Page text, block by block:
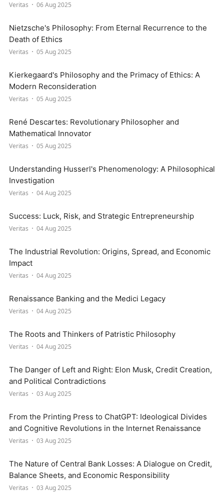
Veritas 06 Aug 2025
Nietzsche's Philosophy: From Eternal Recurrence to the
Death of Ethics
Veritas 05 Aug 2025
Kierkegaard's Philosophy and the Primacy of Ethics: A
Modern Reconsideration
Veritas 05 Aug 2025
René Descartes: Revolutionary Philosopher and
Mathematical Innovator
Veritas 05 Aug 2025
Understanding Husserl's Phenomenology: A Philosophical
Investigation
Veritas 04 Aug 2025
Success: Luck, Risk, and Strategic Entrepreneurship
Veritas 04 Aug 2025
The Industrial Revolution: Origins, Spread, and Economic
Impact
Veritas 04 Aug 2025
Renaissance Banking and the Medici Legacy
Veritas 04 Aug 2025
The Roots and Thinkers of Patristic Philosophy
Veritas 04 Aug 2025
The Danger of Left and Right: Elon Musk, Credit Creation,
and Political Contradictions
Veritas 03 Aug 2025
From the Printing Press to ChatGPT: Ideological Divides
and Cognitive Revolutions in the Internet Renaissance
Veritas 03 Aug 2025
The Nature of Central Bank Losses: A Dialogue on Credit,
Balance Sheets, and Economic Responsibility
Veritas 03 Aug 2025